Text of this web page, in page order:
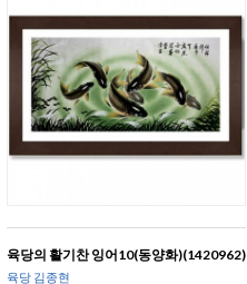
육당의 활기찬 잉어10(동양화)(1420962)
육당 김종현